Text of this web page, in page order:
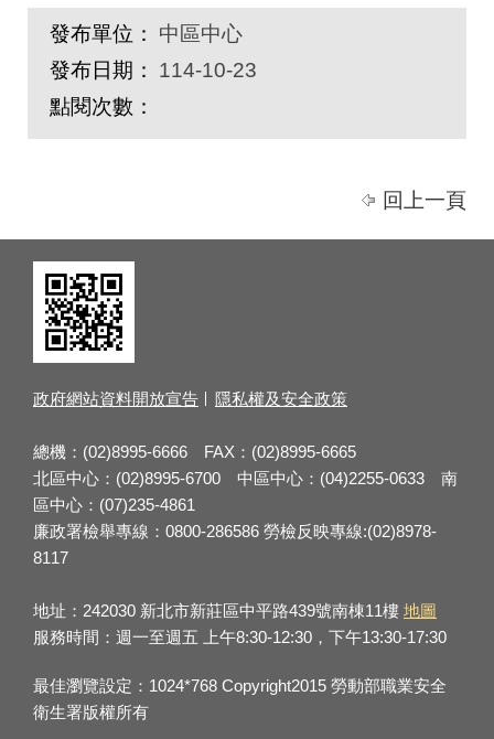
發布單位：
中區中心
發布日期：
114-10-23
點閱次數：
回上一頁
政府網站資料開放宣告 隱私權及安全政策
總機：(02)8995-6666 FAX：(02)8995-6665
北區中心：(02)8995-6700 中區中心：(04)2255-0633 南
區中心：(07)235-4861
廉政署檢舉專線：0800-286586 勞檢反映專線:(02)8978-
8117
地址：242030 新北市新莊區中平路439號南棟11樓 地圖
服務時間：週一至週五 上午8:30-12:30，下午13:30-17:30
最佳瀏覽設定：1024*768 Copyright2015 勞動部職業安全
衛生署版權所有